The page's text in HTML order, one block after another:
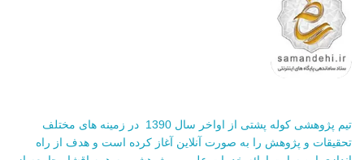
تیم پژوهشی کوله پشتی از اواخر سال 1390 در زمینه های مختلف
تحقیقات و پژوهش را به صورت آنلاین آغاز کرده است و هدف از راه